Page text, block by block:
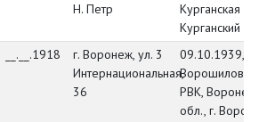
Н. Петр
Курганская обл.,
Курганский р-н
__.__.1918
г. Воронеж, ул. 3
Интернациональная,
36
09.10.1939,
Ворошиловский
РВК,
обл., г. Воронеж,